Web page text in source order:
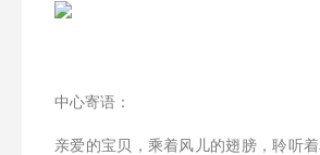
中心寄语：
亲爱的宝贝，乘着风儿的翅膀，聆听